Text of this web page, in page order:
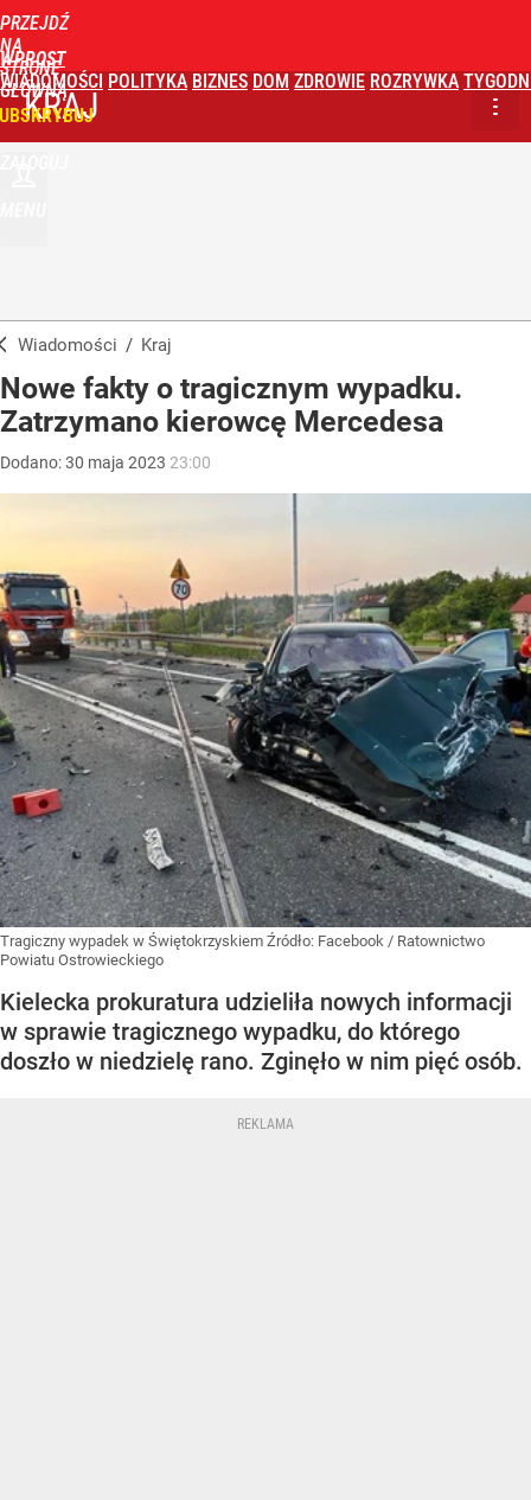
PRZEJDŹ
NA
STRONĘ
GŁÓWNĄ
WPROST
WIADOMOŚCI POLITYKA BIZNES DOM ZDROWIE ROZRYWKA
KRAJ
Wiadomości / Kraj
Nowe fakty o tragicznym wypadku.
Zatrzymano kierowcę Mercedesa
Dodano:30 maja 2023 23:00
Tragiczny wypadek w Świętokrzyskiem Źródło: Facebook / Ratownictwo
Powiatu Ostrowieckiego
Kielecka prokuratura udzieliła nowych informacji
w sprawie tragicznego wypadku, do którego
doszło w niedzielę rano. Zginęło w nim pięć osób.